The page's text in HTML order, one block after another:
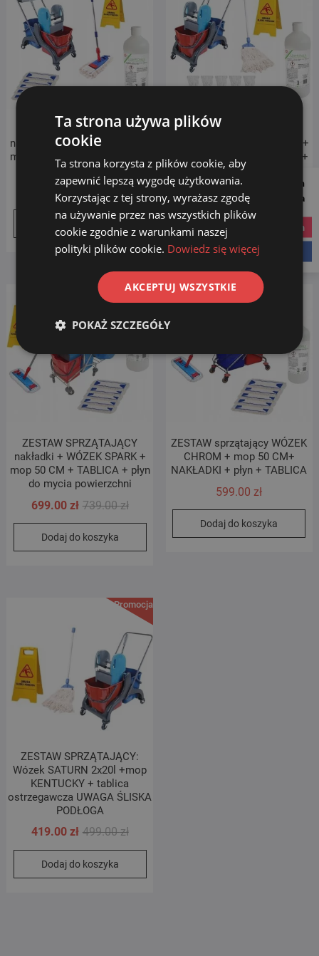
ZESTAW SPRZĄTAJĄCY
nakładki + WÓZEK SATURN +
mop 50 CM + TABLICA + płyn
do mycia powierzchni
549.00 zł
Pierwotna
cena
wynosiła:
549.00 zł.
529.00
Aktualna
cena
529.00 zł.
Dodaj do koszyka
ZESTAW SPRZĄTAJĄCY
nakładki + WÓZEK SATURN +
mop sznurkowy + TABLICA +
płyn do mycia powierzchni
499.00
Dodaj do koszyka
Promocja!
ZESTAW SPRZĄTAJĄCY
nakładki + WÓZEK SPARK +
mop 50 CM + TABLICA + płyn
do mycia powierzchni
739.00złPierwotna
cena
wynosiła:
739.00 zł.
699.00 zł
Aktualna
cena
699.00 zł.
Dodaj do koszyka
ZESTAW sprzątający WÓZEK
CHROM + mop 50 CM+
NAKŁADKI + płyn + TABLICA
599.00 zł
Dodaj do koszyka
Promocja!
ZESTAW SPRZĄTAJĄCY:
Wózek SATURN 2x20l +mop
KENTUCKY + tablica
ostrzegawcza UWAGA ŚLISKA
PODŁOGA
499.00złPierwotna
cena
499.00 zł.
419.00 zł
Aktualna
cena
419.00 zł.
Dodaj do koszyka
Follow us on
Social Media
instagram
Ta strona używa plików
cookie
Ta strona korzysta z plików cookie, aby
zapewnić lepszą wygodę użytkowania.
Korzystając z tej strony, wyrażasz zgodę
na używanie przez nas wszystkich plików
cookie zgodnie z warunkami naszej
polityki plików cookie. Dowiedz się więcej
AKCEPTUJ WSZYSTKIE
POKAŻ SZCZEGÓŁY